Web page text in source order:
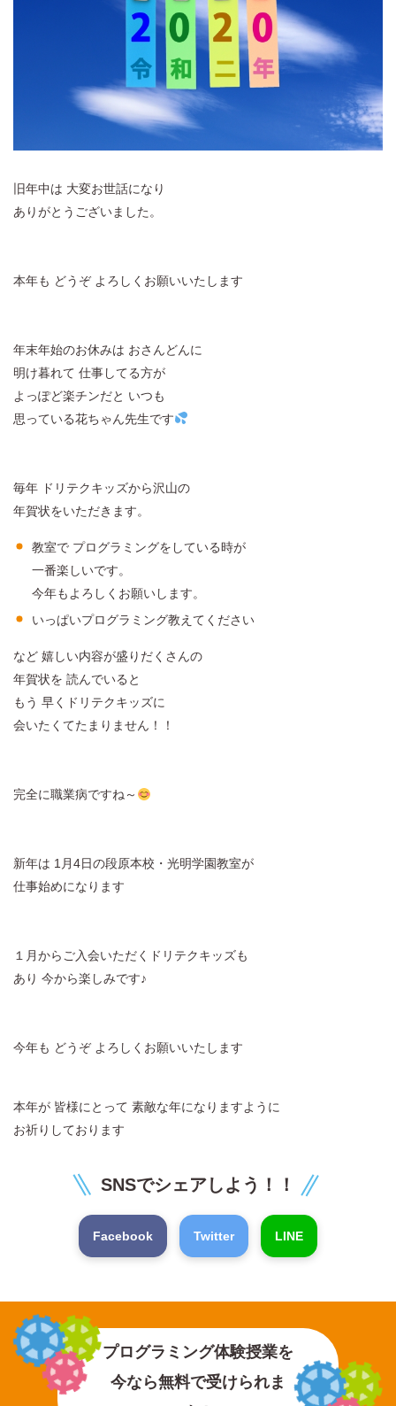
旧年中は 大変お世話になり
ありがとうございました。
本年も どうぞ よろしくお願いいたします
年末年始のお休みは おさんどんに
明け暮れて 仕事してる方が
よっぽど楽チンだと いつも
思っている花ちゃん先生です
毎年 ドリテクキッズから沢山の
年賀状をいただきます。
教室で プログラミングをしている時が
一番楽しいです。
今年もよろしくお願いします。
いっぱいプログラミング教えてください
など 嬉しい内容が盛りだくさんの
年賀状を 読んでいると
もう 早くドリテクキッズに
会いたくてたまりません！！
完全に職業病ですね～
新年は 1月4日の段原本校・光明学園教室が
仕事始めになります
１月からご入会いただくドリテクキッズも
あり 今から楽しみです♪
今年も どうぞ よろしくお願いいたします
本年が 皆様にとって 素敵な年になりますように
お祈りしております
SNSでシェアしよう！！
Facebook Twitter LINE
プログラミング体験授業を
今なら無料で受けられま